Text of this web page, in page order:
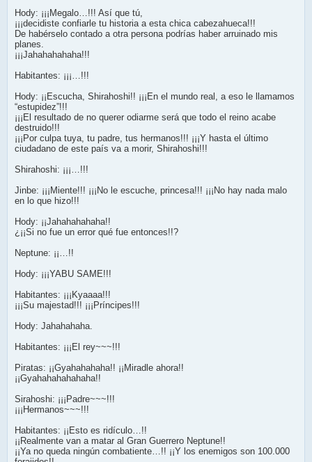
Hody: ¡¡¡Megalo…!!! Así que tú,
¡¡¡decidiste confiarle tu historia a esta chica cabezahueca!!!
De habérselo contado a otra persona podrías haber arruinado mis
planes.
¡¡¡Jahahahahaha!!!
Habitantes: ¡¡¡…!!!
Hody: ¡¡Escucha, Shirahoshi!! ¡¡¡En el mundo real, a eso le llamamos
“estupidez”!!!
¡¡¡El resultado de no querer odiarme será que todo el reino acabe
destruido!!!
¡¡¡Por culpa tuya, tu padre, tus hermanos!!! ¡¡¡Y hasta el último
ciudadano de este país va a morir, Shirahoshi!!!
Shirahoshi: ¡¡¡…!!!
Jinbe: ¡¡¡Miente!!! ¡¡¡No le escuche, princesa!!! ¡¡¡No hay nada malo
en lo que hizo!!!
Hody: ¡¡Jahahahahaha!!
¿¡¡Si no fue un error qué fue entonces!!?
Neptune: ¡¡…!!
Hody: ¡¡¡YABU SAME!!!
Habitantes: ¡¡¡Kyaaaa!!!
¡¡¡Su majestad!!! ¡¡¡Príncipes!!!
Hody: Jahahahaha.
Habitantes: ¡¡¡El rey~~~!!!
Piratas: ¡¡Gyahahahaha!! ¡¡Miradle ahora!!
¡¡Gyahahahahahaha!!
Sirahoshi: ¡¡¡Padre~~~!!!
¡¡¡Hermanos~~~!!!
Habitantes: ¡¡Esto es ridículo…!!
¡¡Realmente van a matar al Gran Guerrero Neptune!!
¡¡Ya no queda ningún combatiente…!! ¡¡Y los enemigos son 100.000